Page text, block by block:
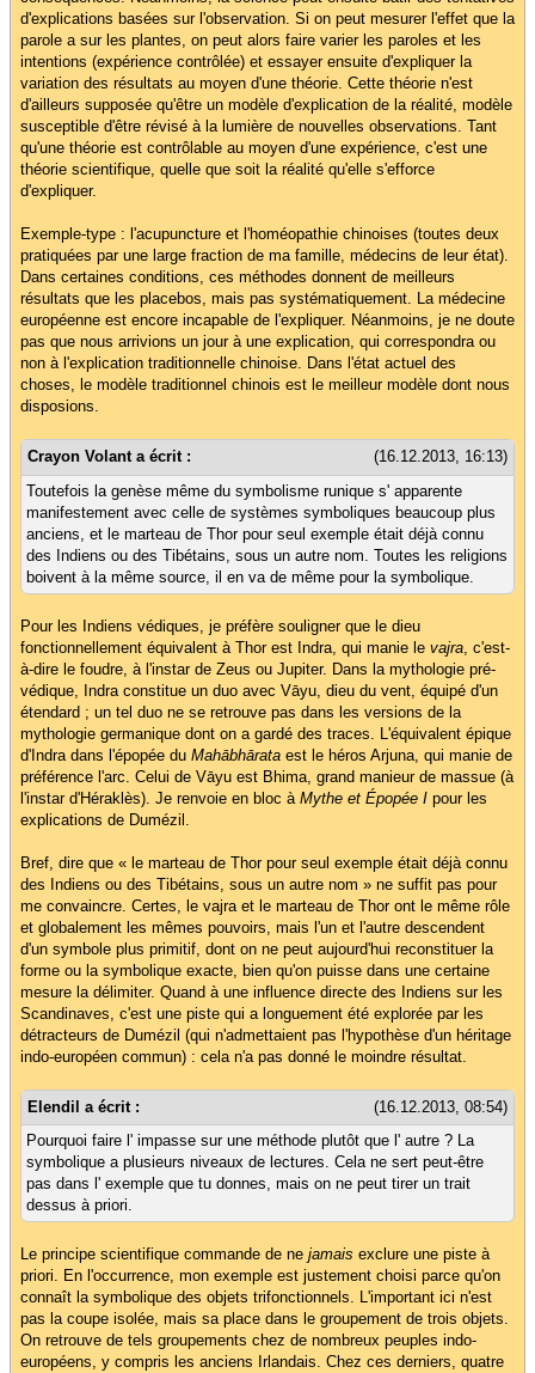
d'explications basées sur l'observation. Si on peut mesurer l'effet que la
parole a sur les plantes, on peut alors faire varier les paroles et les
intentions (expérience contrôlée) et essayer ensuite d'expliquer la
variation des résultats au moyen d'une théorie. Cette théorie n'est
d'ailleurs supposée qu'être un modèle d'explication de la réalité, modèle
susceptible d'être révisé à la lumière de nouvelles observations. Tant
qu'une théorie est contrôlable au moyen d'une expérience, c'est une
théorie scientifique, quelle que soit la réalité qu'elle s'efforce
d'expliquer.
Exemple-type : l'acupuncture et l'homéopathie chinoises (toutes deux
pratiquées par une large fraction de ma famille, médecins de leur état).
Dans certaines conditions, ces méthodes donnent de meilleurs
résultats que les placebos, mais pas systématiquement. La médecine
européenne est encore incapable de l'expliquer. Néanmoins, je ne doute
pas que nous arrivions un jour à une explication, qui correspondra ou
non à l'explication traditionnelle chinoise. Dans l'état actuel des
choses, le modèle traditionnel chinois est le meilleur modèle dont nous
disposions.
(16.12.2013, 16:13)
Crayon Volant a écrit :
Toutefois la genèse même du symbolisme runique s' apparente
manifestement avec celle de systèmes symboliques beaucoup plus
anciens, et le marteau de Thor pour seul exemple était déjà connu
des Indiens ou des Tibétains, sous un autre nom. Toutes les religions
boivent à la même source, il en va de même pour la symbolique.
Pour les Indiens védiques, je préfère souligner que le dieu
fonctionnellement équivalent à Thor est Indra, qui manie le vajra , c'est-
à-dire le foudre, à l'instar de Zeus ou Jupiter. Dans la mythologie pré-
védique, Indra constitue un duo avec Vāyu, dieu du vent, équipé d'un
étendard ; un tel duo ne se retrouve pas dans les versions de la
mythologie germanique dont on a gardé des traces. L'équivalent épique
d'Indra dans l'épopée du Mahābhārata est le héros Arjuna, qui manie de
préférence l'arc. Celui de Vāyu est Bhima, grand manieur de massue (à
l'instar d'Héraklès). Je renvoie en bloc à Mythe et Épopée I pour les
explications de Dumézil.
Bref, dire que « le marteau de Thor pour seul exemple était déjà connu
des Indiens ou des Tibétains, sous un autre nom » ne suffit pas pour
me convaincre. Certes, le vajra et le marteau de Thor ont le même rôle
et globalement les mêmes pouvoirs, mais l'un et l'autre descendent
d'un symbole plus primitif, dont on ne peut aujourd'hui reconstituer la
forme ou la symbolique exacte, bien qu'on puisse dans une certaine
mesure la délimiter. Quand à une influence directe des Indiens sur les
Scandinaves, c'est une piste qui a longuement été explorée par les
détracteurs de Dumézil (qui n'admettaient pas l'hypothèse d'un héritage
indo-européen commun) : cela n'a pas donné le moindre résultat.
(16.12.2013, 08:54)
Elendil a écrit :
Pourquoi faire l' impasse sur une méthode plutôt que l' autre ? La
symbolique a plusieurs niveaux de lectures. Cela ne sert peut-être
pas dans l' exemple que tu donnes, mais on ne peut tirer un trait
dessus à priori.
Le principe scientifique commande de ne jamais exclure une piste à
priori. En l'occurrence, mon exemple est justement choisi parce qu'on
connaît la symbolique des objets trifonctionnels. L'important ici n'est
pas la coupe isolée, mais sa place dans le groupement de trois objets.
On retrouve de tels groupements chez de nombreux peuples indo-
européens, y compris les anciens Irlandais. Chez ces derniers, quatre